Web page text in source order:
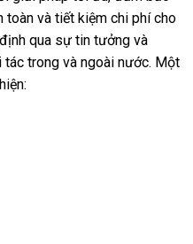
toàn và tiết kiệm chi phí cho
qua sự tin tưởng và
tác trong và ngoài nước. Một